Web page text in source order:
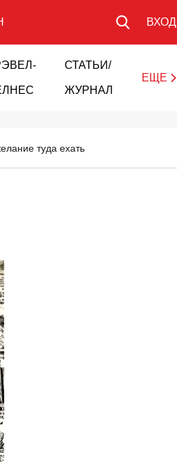
ВХОД
СТАТЬИ/
ЖУРНАЛ
ЕЩЕ
туда ехать